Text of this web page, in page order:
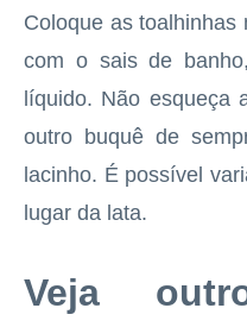
Coloque as
com o sais de
líquido. Não esqueça
outro buquê de
lacinho. É possível
lugar da lata.
Veja